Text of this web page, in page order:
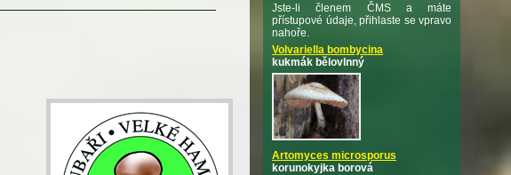
Jste-li členem ČMS a máte
přístupové údaje, přihlaste se vpravo
nahoře.
Volvariella bombycina
kukmák bělovlnný
Artomyces microsporus
korunokyjka borová